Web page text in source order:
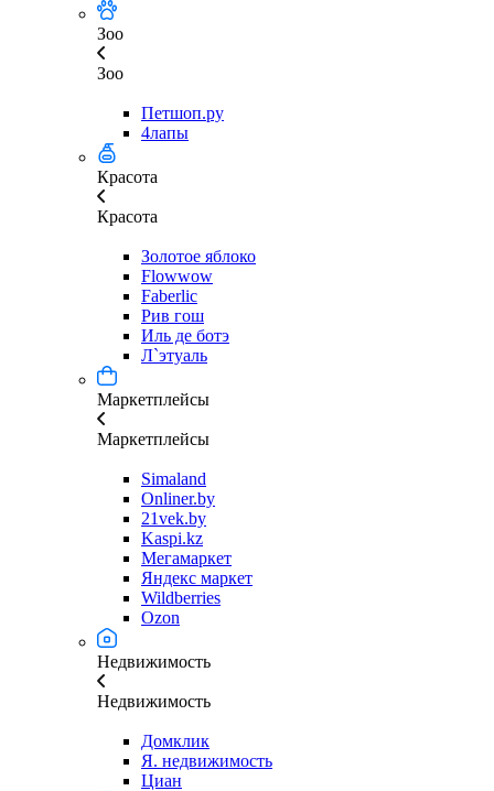
Зоо
Зоо
Петшоп.ру
4лапы
Красота
Красота
Золотое яблоко
Flowwow
Faberlic
Рив гош
Иль де ботэ
Л`этуаль
Маркетплейсы
Маркетплейсы
Simaland
Onliner.by
21vek.by
Kaspi.kz
Мегамаркет
Яндекс маркет
Wildberries
Ozon
Недвижимость
Недвижимость
Домклик
Я. недвижимость
Циан